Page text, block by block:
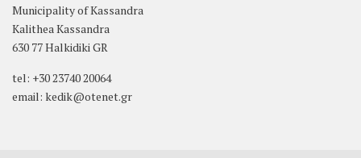
Municipality of Kassandra
Kalithea Kassandra
630 77 Halkidiki GR
tel: +30 23740 20064
email: kedik@otenet.gr